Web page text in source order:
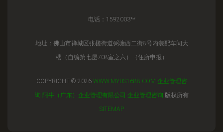
电话：1592003**
地址：佛山市禅城区张槎街道弼塘西二街8号内装配车间大
楼（自编第七层708室之六）（住所申报）
COPYRIGHT © 2026 WWW.MYDS1688.COM 企业管理咨
询 阿牛（广东）企业管理有限公司 企业管理咨询 版权所有
SITEMAP